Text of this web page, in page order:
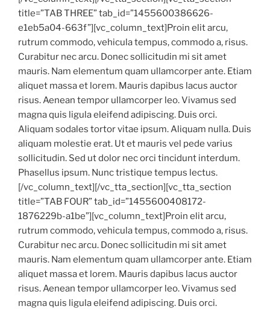
title=”TAB THREE” tab_id=”1455600386626-
e1eb5a04-663f”][vc_column_text]Proin elit arcu,
rutrum commodo, vehicula tempus, commodo a, risus.
Curabitur nec arcu. Donec sollicitudin mi sit amet
mauris. Nam elementum quam ullamcorper ante. Etiam
aliquet massa et lorem. Mauris dapibus lacus auctor
risus. Aenean tempor ullamcorper leo. Vivamus sed
magna quis ligula eleifend adipiscing. Duis orci.
Aliquam sodales tortor vitae ipsum. Aliquam nulla. Duis
aliquam molestie erat. Ut et mauris vel pede varius
sollicitudin. Sed ut dolor nec orci tincidunt interdum.
Phasellus ipsum. Nunc tristique tempus lectus.
[/vc_column_text][/vc_tta_section][vc_tta_section
title=”TAB FOUR” tab_id=”1455600408172-
1876229b-a1be”][vc_column_text]Proin elit arcu,
rutrum commodo, vehicula tempus, commodo a, risus.
Curabitur nec arcu. Donec sollicitudin mi sit amet
mauris. Nam elementum quam ullamcorper ante. Etiam
aliquet massa et lorem. Mauris dapibus lacus auctor
risus. Aenean tempor ullamcorper leo. Vivamus sed
magna quis ligula eleifend adipiscing. Duis orci.